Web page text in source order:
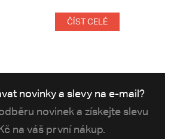
ČÍST CELÉ
novinky a slevy na e-mail?
novinek a získejte slevu
na váš první nákup.